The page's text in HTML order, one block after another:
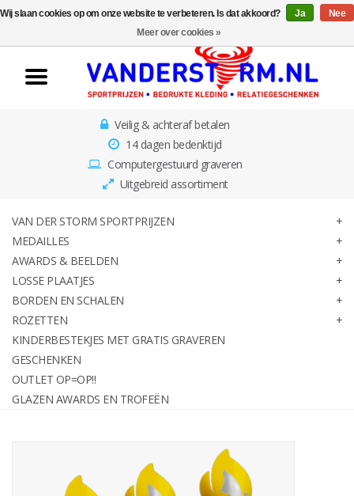
Home
Van der Storm
Sportprijzen
Awards & Beelden
Losse Plaatjes
Borden en schalen
Rozetten
Kinderbestekjes met gratis
Veilig & achteraf betalen
14 dagen bedenktijd
Computergestuurd graveren
Uitgebreid assortiment
VAN DER STORM SPORTPRIJZEN
MEDAILLES
AWARDS & BEELDEN
LOSSE PLAATJES
BORDEN EN SCHALEN
ROZETTEN
KINDERBESTEKJES MET GRATIS GRAVEREN
GESCHENKEN
OUTLET OP=OP!!
GLAZEN AWARDS EN TROFEËN
Wij slaan cookies op om onze website te verbeteren. Is dat akkoord? Ja
Nee
Meer over cookies »